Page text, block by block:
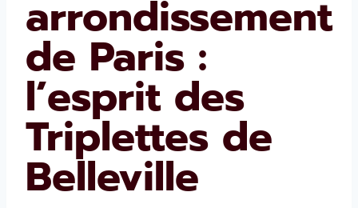
arrondissement
de Paris :
l’esprit des
Triplettes de
Belleville